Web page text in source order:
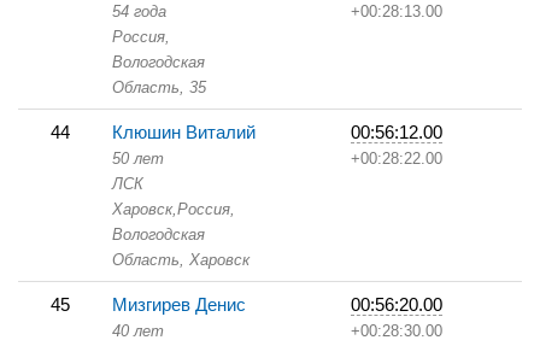
54 года
Россия,
Вологодская
Область, 35
+00:28:13.00
44 Клюшин Виталий
50 лет
ЛСК
Харовск,Россия,
Вологодская
Область, Харовск
00:56:12.00
+00:28:22.00
45 Мизгирев Денис
40 лет
00:56:20.00
+00:28:30.00